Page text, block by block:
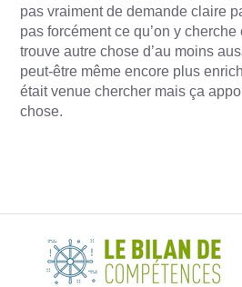
pas vraiment de demande claire
pas forcément ce qu’on y
trouve autre chose d’au moins
peut-être même encore plus
était venue chercher mais ça
chose.